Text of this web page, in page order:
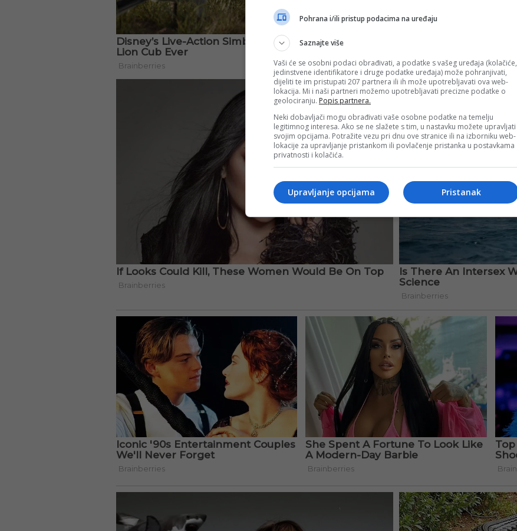
Pohrana i/ili pristup podacima na uređaju
Saznajte više
Vaši će se osobni podaci obrađivati, a podatke s vašeg uređaja (kolačiće,
jedinstvene identifikatore i druge podatke uređaja) može pohranjivati,
dijeliti te im pristupati 207 partnera ili ih može upotrebljavati ova web-
lokacija. Mi i naši partneri možemo upotrebljavati precizne podatke o
geolociranju. Popis partnera.
Neki dobavljači mogu obrađivati vaše osobne podatke na temelju
legitimnog interesa. Ako se ne slažete s tim, u nastavku možete upravljati
svojim opcijama. Potražite vezu pri dnu ove stranice ili na izborniku web-
lokacije za upravljanje pristankom ili povlačenje pristanka u postavkama
privatnosti i kolačića.
Pristanak
Upravljanje opcijama